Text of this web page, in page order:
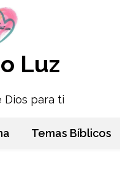
Luz
Dios para ti
Temas Bíblicos